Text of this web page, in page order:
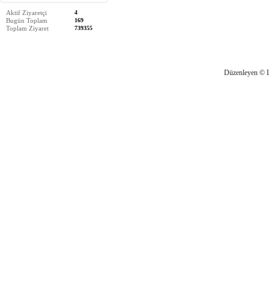
Aktif Ziyaretçi 4
Bugün Toplam 169
Toplam Ziyaret 739355
Düzenleyen ©